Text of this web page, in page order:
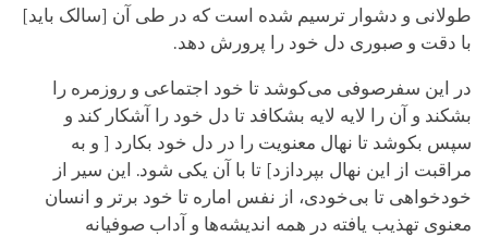
طولانی و دشوار ترسیم شده است که در طی آن [سالک باید]
با دقت و صبوری دل خود را پرورش دهد.
در این سفرصوفی می‌کوشد تا خود اجتماعی و روزمره را
بشکند و آن را لایه لایه بشکافد تا دل خود را آشکار کند و
سپس بکوشد تا نهال معنویت را در دل خود بکارد [ و به
مراقبت از این نهال بپردازد] تا با آن یکی شود. این سیر از
خودخواهی تا بی‌خودی، از نفس اماره تا خود برتر و انسان
معنوی تهذیب یافته در همه اندیشه‌ها و آداب صوفیانه